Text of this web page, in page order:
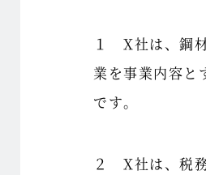
１ X社は、鋼
業を事業内容と
です。
２ X社は、税